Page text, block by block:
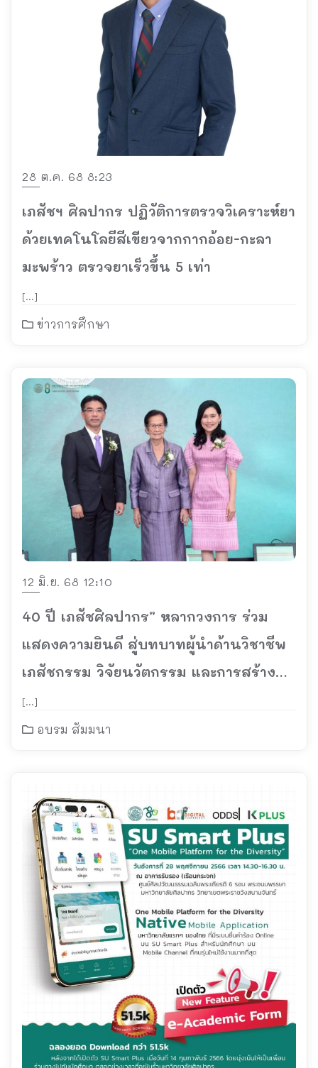
28 ต.ค. 68 8:23
เภสัชฯ ศิลปากร ปฏิวัติการตรวจวิเคราะห์ยา
ด้วยเทคโนโลยีสีเขียวจากกากอ้อย-กะลา
มะพร้าว ตรวจยาเร็วขึ้น 5 เท่า
[…]
ข่าวการศึกษา
12 มิ.ย. 68 12:10
40 ปี เภสัชศิลปากร” หลากวงการ ร่วม
แสดงความยินดี สู่บทบาทผู้นำด้านวิชาชีพ
เภสัชกรรม วิจัยนวัตกรรม และการสร้าง
สุขภาพอย่างยั่งยืน
[…]
อบรม สัมมนา